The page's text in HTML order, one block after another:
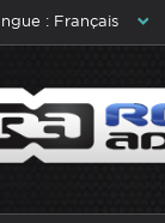
: Français